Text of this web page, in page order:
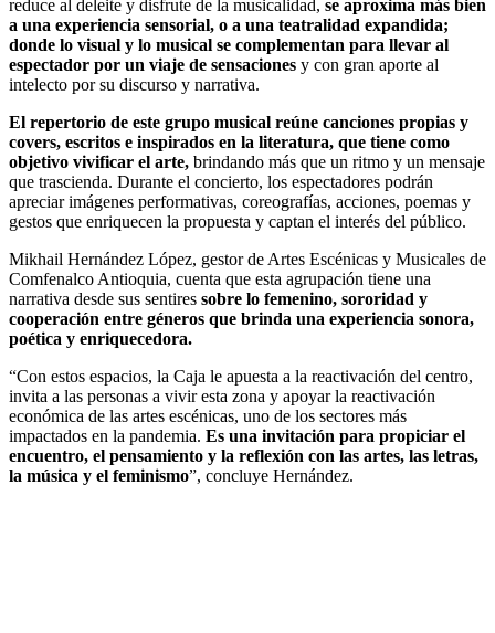
reduce al deleite y disfrute de la musicalidad, se aproxima más bien
a una experiencia sensorial, o a una teatralidad expandida;
donde lo visual y lo musical se complementan para llevar al
espectador por un viaje de sensaciones y con gran aporte al
intelecto por su discurso y narrativa.
El repertorio de este grupo musical reúne canciones propias y
covers, escritos e inspirados en la literatura, que tiene como
objetivo vivificar el arte, brindando más que un ritmo y un mensaje
que trascienda. Durante el concierto, los espectadores podrán
apreciar imágenes performativas, coreografías, acciones, poemas y
gestos que enriquecen la propuesta y captan el interés del público.
Mikhail Hernández López, gestor de Artes Escénicas y Musicales de
Comfenalco Antioquia, cuenta que esta agrupación tiene una
narrativa desde sus sentires sobre lo femenino, sororidad y
cooperación entre géneros que brinda una experiencia sonora,
poética y enriquecedora.
“Con estos espacios, la Caja le apuesta a la reactivación del centro,
invita a las personas a vivir esta zona y apoyar la reactivación
económica de las artes escénicas, uno de los sectores más
impactados en la pandemia. Es una invitación para propiciar el
encuentro, el pensamiento y la reflexión con las artes, las letras,
la música y el feminismo”, concluye Hernández.